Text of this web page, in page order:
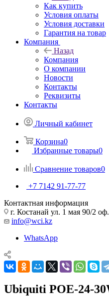
Как купить
Условия оплаты
Условия доставки
Гарантия на товар
Компания
Назад
Компания
О компании
Новости
Контакты
Реквизиты
Контакты
Личный кабинет
Корзина0
Избранные товары0
Сравнение товаров0
+7 7142 91-77-77
Контактная информация
г. Костанай ул. 1 мая 90/2
info@wci.kz
WhatsApp
Ubiquiti POE-24-